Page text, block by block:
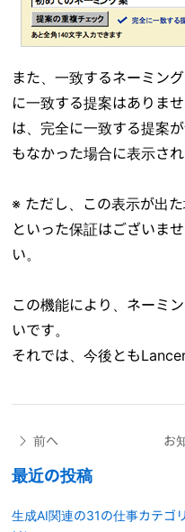
また、一致するネーミン
に一致する提案はありま
は、完全に一致する提案
もなかった場合に表示され
※ ただし、この表示が出
といった保証はございま
い。
この機能により、ネーミ
いです。
それでは、今後とも
前へ お
最近の投稿
生成AI関連の31の仕事カテゴ